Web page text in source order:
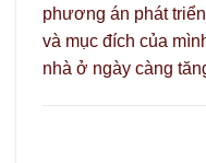
phương án phát
và mục đích của
nhà ở ngày càng